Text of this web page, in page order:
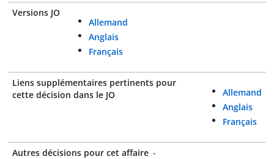
Versions JO
Allemand
Anglais
Français
Liens supplémentaires pertinents pour
cette décision dans le JO
Allemand
Anglais
Français
Autres décisions pour cet affaire -